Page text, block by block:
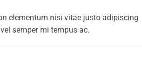
elementum nisi vitae justo adipiscing
semper mi tempus ac.